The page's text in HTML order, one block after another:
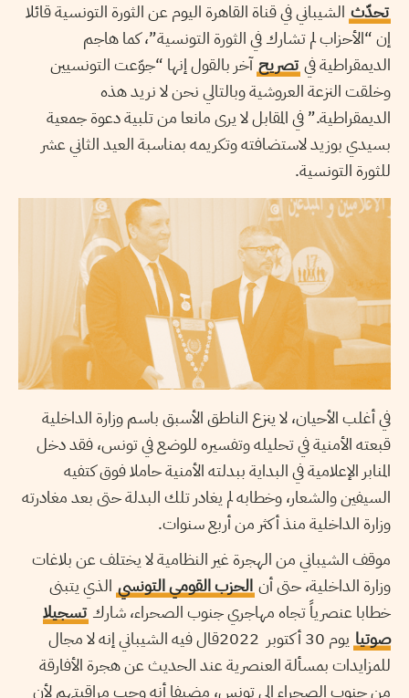
تحدّث الشيباني في قناة القاهرة اليوم عن الثورة التونسية قائلا
إن “الأحزاب لم تشارك في الثورة التونسية”، كما هاجم
الديمقراطية في تصريحآخر بالقول إنها “جوّعت التونسيين
وخلقت النزعة العروشية وبالتالي نحن لا نريد هذه
الديمقراطية.” في المقابل لا يرى مانعا من تلبية دعوة جمعية
بسيدي بوزيد لاستضافته وتكريمه بمناسبة العيد الثاني عشر
للثورة التونسية.
في أغلب الأحيان، لا ينزع الناطق الأسبق باسم وزارة الداخلية
قبعته الأمنية في تحليله وتفسيره للوضع في تونس، فقد دخل
المنابر الإعلامية في البداية ببدلته الأمنية حاملا فوق كتفيه
السيفين والشعار، وخطابه لم يغادر تلك البدلة حتى بعد مغادرته
وزارة الداخلية منذ أكثر من أربع سنوات.
موقف الشيباني من الهجرة غير النظامية لا يختلف عن بلاغات
وزارة الداخلية، حتى أن الحزب القومي التونسي الذي يتبنى
خطابا عنصرياً تجاه مهاجري جنوب الصحراء، شارك تسجيلا
صوتيا
يوم 30 أكتوبر 2022قال فيه الشيباني إنه لا مجال
للمزايدات بمسألة العنصرية عند الحديث عن هجرة الأفارقة
من جنوب الصحراء إلى تونس، مضيفا أنه وجب مراقبتهم لأن